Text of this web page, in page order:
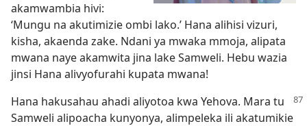
akamwambia hivi:
‘Mungu na akutimizie ombi lako.’ Hana alihisi vizuri,
kisha, akaenda zake. Ndani ya mwaka mmoja, alipata
mwana naye akamwita jina lake Samweli. Hebu wazia
jinsi Hana alivyofurahi kupata mwana!
Hana hakusahau ahadi aliyotoa kwa Yehova. Mara tu
Samweli alipoacha kunyonya, alimpeleka ili akatumikie